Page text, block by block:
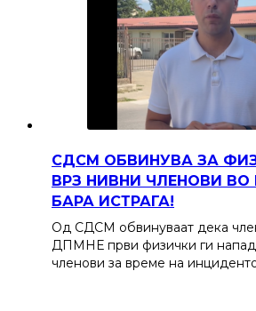
СДСМ ОБВИНУВА ЗА
ВРЗ НИВНИ ЧЛЕНОВИ
БАРА ИСТРАГА!
Од СДСМ обвинуваат дека
ДПМНЕ први физички ги
членови за време на